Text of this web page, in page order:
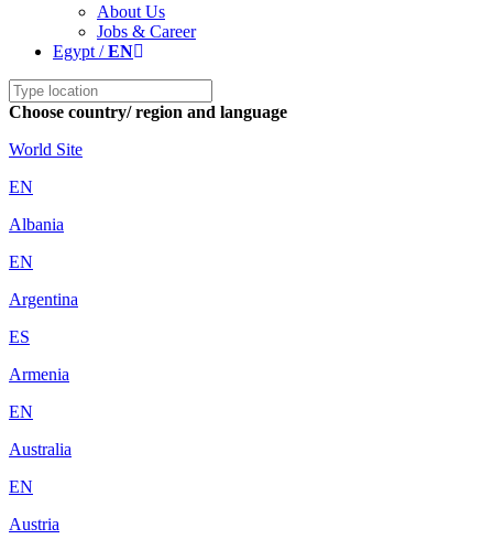
About Us
Jobs & Career
Egypt /EN
Choose country/ region and language
World Site
EN
Albania
EN
Argentina
ES
Armenia
EN
Australia
EN
Austria